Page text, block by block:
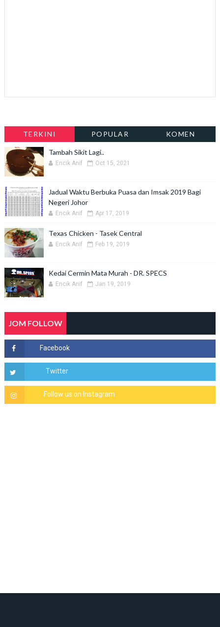
TERKINI POPULAR KOMEN
Tambah Sikit Lagi..
Encik Anif Oct 15, 2021
Jadual Waktu Berbuka Puasa dan Imsak 2019 Bagi
Negeri Johor
Encik Anif Apr 17, 2019
Texas Chicken - Tasek Central
Encik Anif Feb 19, 2019
Kedai Cermin Mata Murah - DR. SPECS
Encik Anif Jan 19, 2019
JOM FOLLOW